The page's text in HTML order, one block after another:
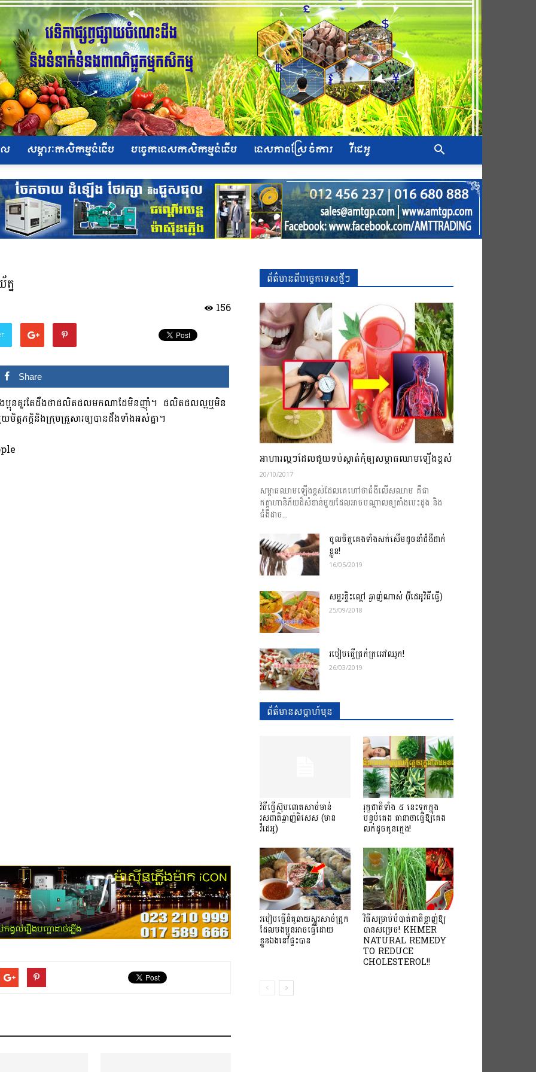
ល សម្ភារៈកសិកម្មទំនើប បច្ចេកទេសកសិកម្មទំនើប ទេសភាពស្រែ ចំការ វីដេអូ
ន
156
Share
ប្អុនគួរតែដឹងថាផលិតផលមកណាដែមិនញ៉ាំ។ ផលិតផលល្អឬមិន
តភក្តិនិងក្រុមគ្រួសារឲ្យបានដឹងទាំងអស់គ្នា។
ព័ត៌មានពីបច្ចេកទេសថ្មីៗ
អាហារល្អៗដែលជួយទប់ស្កាត់កុំឲ្យសម្ពាធឈាមឡើងខ្ពស់
20/10/2017
សម្ពាធឈាមឡើងខ្ពស់ដែលគេហៅថាជំងឺលើសឈាម គឺជា
កត្តាហានិភ័យដ៏សំខាន់មួយដែលអាចបណ្តាលឲ្យគាំងបេះដូង និង
ជំងឺដាច...
ចូលចិត្តគេងទាំងសក់សើមដូចនាំជំងឺដាក់
ខ្លួន!
16/05/2019
សម្លរខ្ទិះល្ពៅ ឆ្ងាញ់ណាស់ (វីដេអូវិធីធ្វើ)
25/09/2018
របៀបធ្វើជ្រក់ក្រអៅឈូក!
26/03/2019
ព័ត៌មានសប្តាហ៍មុន
វិធីធ្វើស៊ុបពោតសាច់មាន់
រសជាតិឆ្ងាញ់ពិសេស (មាន
វីដេអូ)
រុក្ខជាតិ​ទាំង ៥ នេះ​ទុក​ក្នុង
បន្ទប់គេង​ ធានា​ថាធ្វើឱ្យ​គេង​
លក់​ដូច​កូនក្មេង​!
របៀបធ្វើនំគូឆាយស្នូរសាច់ជ្រូក
ដែលបងប្អូនអាចធ្វើដោយ
ខ្លួនឯងនៅផ្ទះបាន
វិធីសម្រាប់បំបាត់ជាតិខ្លាញ់ឱ្យ
បានសម្រេច! KHMER
NATURAL REMEDY
TO REDUCE
CHOLESTEROL​!!